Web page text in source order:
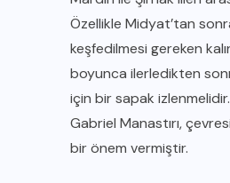
Özellikle Midyat’tan
keşfedilmesi gereken
boyunca ilerledikten
için bir sapak
Gabriel Manastırı,
bir önem vermiştir.